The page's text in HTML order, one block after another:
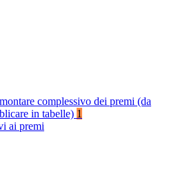
complessivo dei premi (da
in tabelle) 1
ai premi